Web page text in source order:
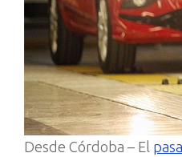
Desde Córdoba – El